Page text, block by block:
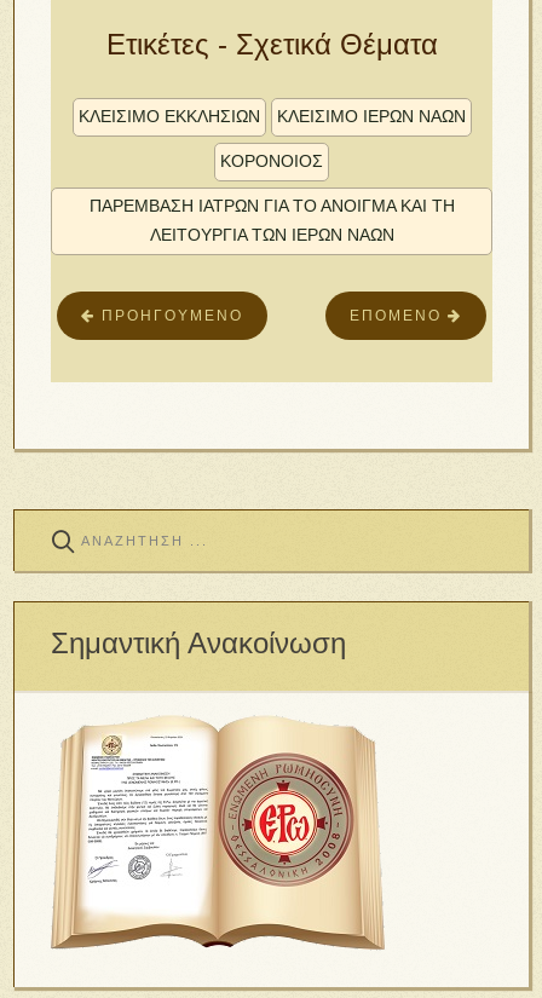
Ετικέτες - Σχετικά Θέματα
ΚΛΕΙΣΙΜΟ ΕΚΚΛΗΣΙΩΝ ΚΛΕΙΣΙΜΟ ΙΕΡΩΝ ΝΑΩΝ
ΚΟΡΟΝΟΙΟΣ
ΠΑΡΕΜΒΑΣΗ ΙΑΤΡΩΝ ΓΙΑ ΤΟ ΑΝΟΙΓΜΑ ΚΑΙ ΤΗ
ΛΕΙΤΟΥΡΓΙΑ ΤΩΝ ΙΕΡΩΝ ΝΑΩΝ
ΕΠΌΜΕΝΟ
ΠΡΟΗΓΟΎΜΕΝΟ
Σημαντική Ανακοίνωση